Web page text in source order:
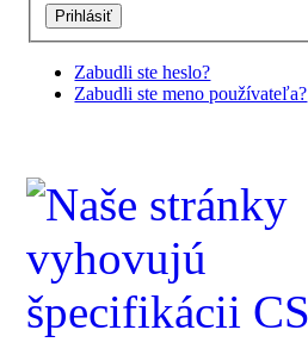
Zabudli ste heslo?
Zabudli ste meno používateľa?